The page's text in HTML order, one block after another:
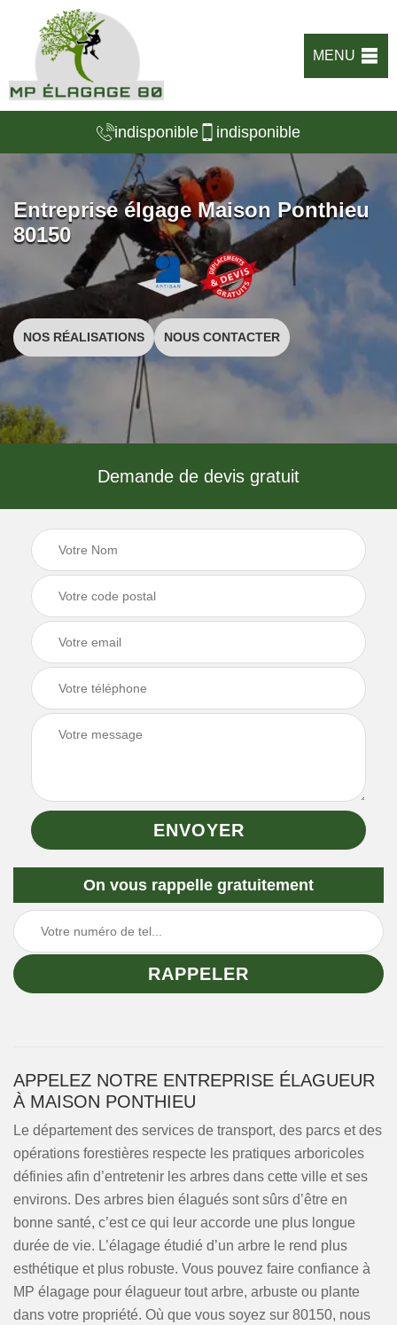
MENU
indisponible indisponible
Entreprise élgage Maison Ponthieu
80150
NOS RÉALISATIONS NOUS CONTACTER
Demande de devis gratuit
On vous rappelle gratuitement
APPELEZ NOTRE ENTREPRISE ÉLAGUEUR
À MAISON PONTHIEU
Le département des services de transport, des parcs et des
opérations forestières respecte les pratiques arboricoles
définies afin d’entretenir les arbres dans cette ville et ses
environs. Des arbres bien élagués sont sûrs d’être en
bonne santé, c’est ce qui leur accorde une plus longue
durée de vie. L’élagage étudié d’un arbre le rend plus
esthétique et plus robuste. Vous pouvez faire confiance à
MP élagage pour élagueur tout arbre, arbuste ou plante
dans votre propriété. Où que vous soyez sur 80150, nous